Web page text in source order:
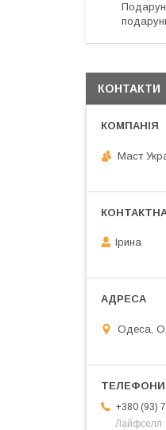
КОНТАКТИ
Маст
Ірина
Одеса,
+380 (93)
Лайфселл